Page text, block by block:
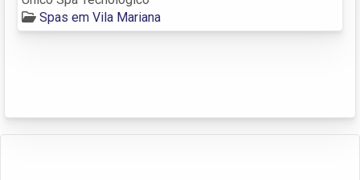
Spas em Vila Mariana